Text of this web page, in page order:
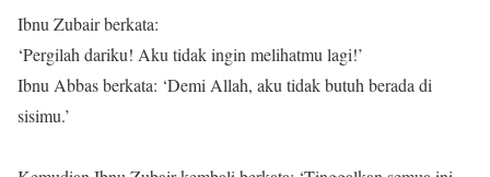
Ibnu Zubair berkata:
‘Pergilah dariku! Aku tidak ingin melihatmu lagi!’
Ibnu Abbas berkata: ‘Demi Allah, aku tidak butuh berada di
sisimu.’